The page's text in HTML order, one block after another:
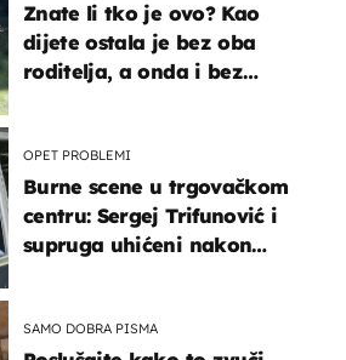
Znate li tko je ovo? Kao
dijete ostala je bez oba
roditelja, a onda i bez
OPET PROBLEMI
Burne scene u trgovačkom
centru: Sergej Trifunović i
supruga uhićeni nakon
SAMO DOBRA PISMA